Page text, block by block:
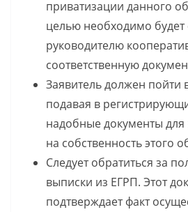
приватизации данного
целью необходимо будет
руководителю
соответственную
Заявитель должен пойти
подавая в
надобные документы для
на собственность этого
Следует обратиться за
выписки из ЕГРП. Этот
подтверждает факт